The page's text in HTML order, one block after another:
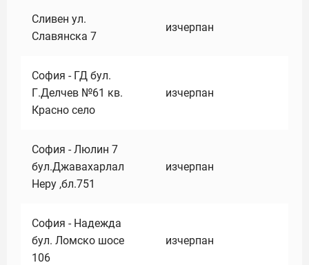
Сливен ул.
Славянска 7
изчерпан
София - ГД бул.
Г.Делчев №61 кв.
Красно село
изчерпан
София - Люлин 7
бул.Джавахарлал
Неру ,бл.751
изчерпан
София - Надежда
бул. Ломско шосе
106
изчерпан